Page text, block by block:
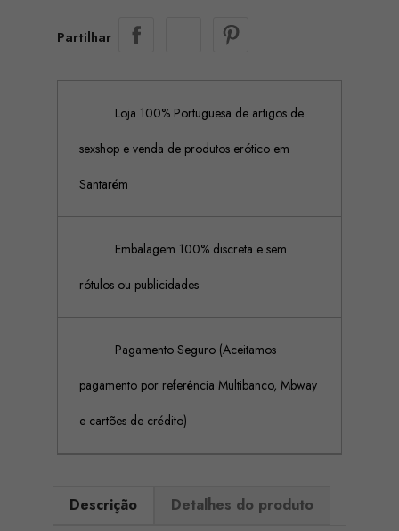
Partilhar
Loja 100% Portuguesa de artigos de
sexshop e venda de produtos erótico em
Santarém
Embalagem 100% discreta e sem
rótulos ou publicidades
Pagamento Seguro (Aceitamos
pagamento por referência Multibanco, Mbway
e cartões de crédito)
Descrição Detalhes do produto